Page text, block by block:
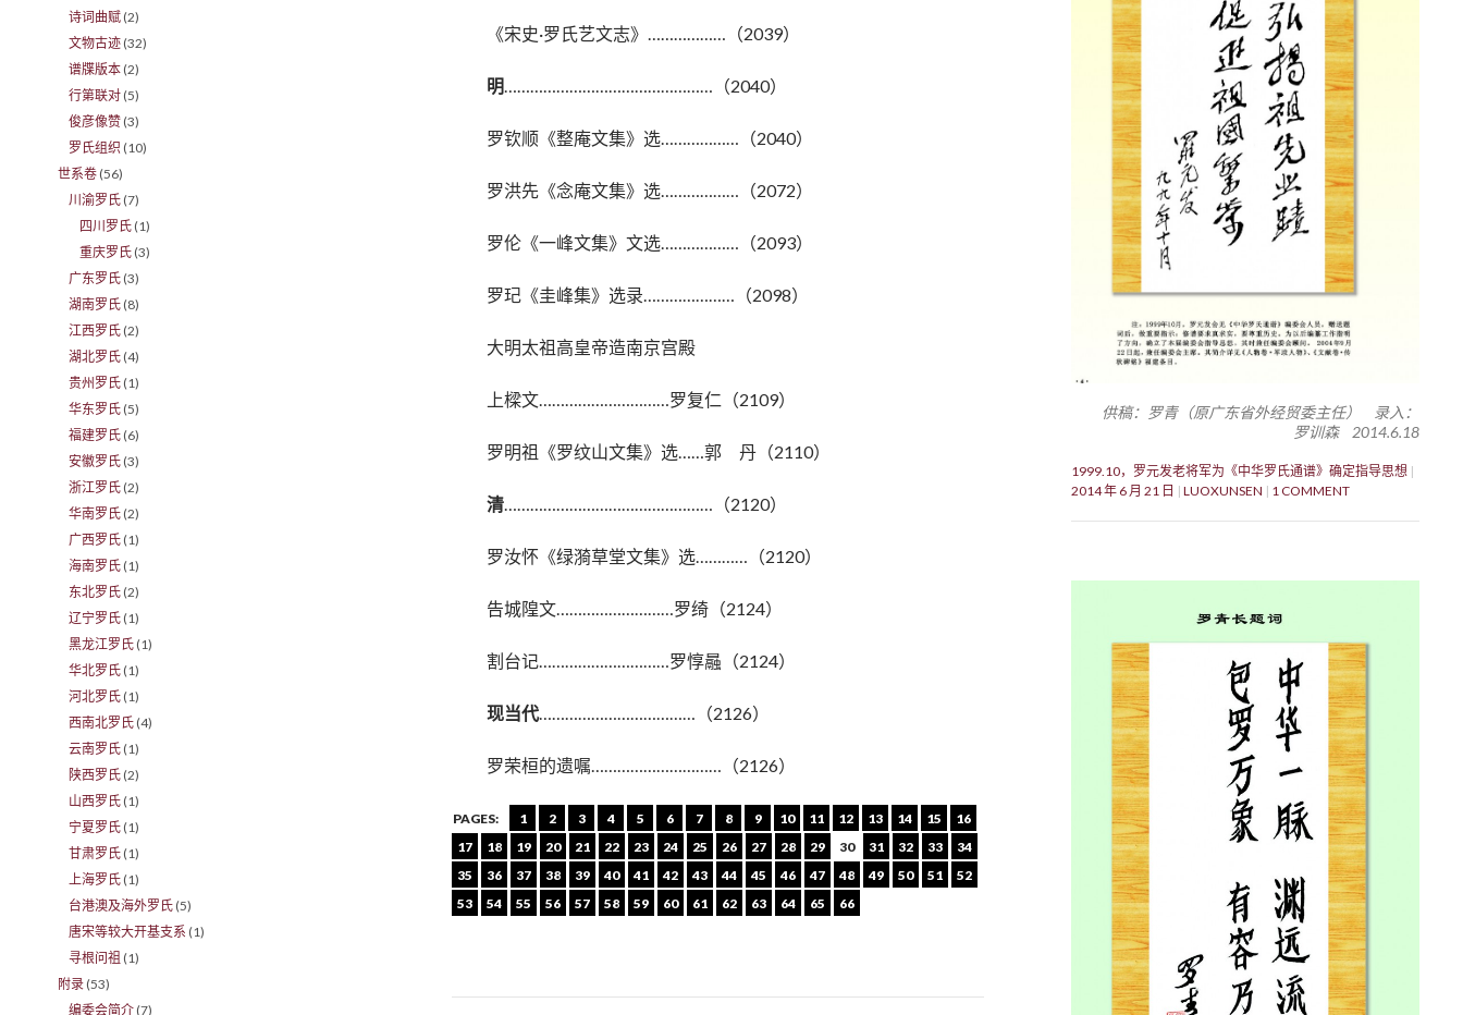
《宋史·罗氏艺文志》………………（2039）
明…………………………………………（2040）
罗钦顺《整庵文集》选………………（2040）
罗洪先《念庵文集》选………………（2072）
罗伦《一峰文集》文选………………（2093）
罗玘《圭峰集》选录…………………（2098）
大明太祖高皇帝造南京宫殿
上樑文…………………………罗复仁（2109）
罗明祖《罗纹山文集》选……郭 丹（2110）
清…………………………………………（2120）
罗汝怀《绿漪草堂文集》选…………（2120）
告城隍文………………………罗绮（2124）
割台记…………………………罗惇曧（2124）
现当代………………………………（2126）
罗荣桓的遗嘱…………………………（2126）
PAGES: 1 2 3 4 5 6 7 8 9 10 11 12 13 14 15
16
17
18 19 20 21 22 23 24 25 26 27 28 29 30 31 32 33
34
35
36 37 38 39 40 41 42 43 44 45 46 47 48 49 50 51
52
53
54 55 56 57 58 59 60 61 62 63 64 65 66
供稿：罗青（原广东省外经贸委主任） 录入：
罗训森 2014.6.18
1999.10，罗元发老将军为《中华罗氏通谱》确定指导思想
2014 年 6 月 21 日
LUOXUNSEN 1 COMMENT
诗词曲赋 (2)
文物古迹 (32)
谱牒版本 (2)
行第联对 (5)
俊彦像赞 (3)
罗氏组织 (10)
世系卷 (56)
川渝罗氏 (7)
四川罗氏 (1)
重庆罗氏 (3)
广东罗氏 (3)
湖南罗氏 (8)
江西罗氏 (2)
湖北罗氏 (4)
贵州罗氏 (1)
华东罗氏 (5)
福建罗氏 (6)
安徽罗氏 (3)
浙江罗氏 (2)
华南罗氏 (2)
广西罗氏 (1)
海南罗氏 (1)
东北罗氏 (2)
辽宁罗氏 (1)
黑龙江罗氏 (1)
华北罗氏 (1)
河北罗氏 (1)
西南北罗氏 (4)
云南罗氏 (1)
陕西罗氏 (2)
山西罗氏 (1)
宁夏罗氏 (1)
甘肃罗氏 (1)
上海罗氏 (1)
台港澳及海外罗氏 (5)
唐宋等较大开基支系 (1)
寻根问祖 (1)
附录 (53)
编委会简介 (7)